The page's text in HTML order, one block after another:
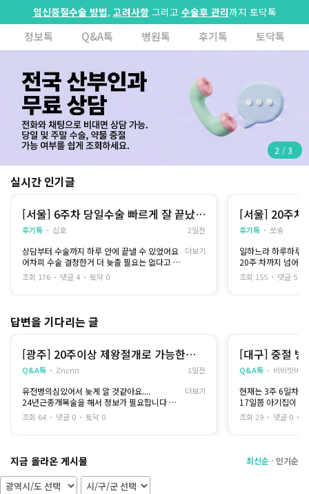
임신중절수술 방법, 고려사항그리고 수술후 관리까지 토닥톡
정보톡 Q&A톡 병원톡 후기톡 토닥톡
2 /3
실시간 인기글
[서울] 6주차 당일수술 빠르게 잘 끝났어
요
후기톡 십호 2일전
상담부터 수술까지 하루 안에 끝낼 수 있었어요
어차피 수술 결정한거 더 늦출 필요는 없다고 생
각해서
당일 바로 수술하기로 결정했어요
로 포함되어 있어서 그대로 진행했고
추가로 권유받은 영양제는 따로 선택하지 않았
저랑 비슷한 주수인 분들은 꼭 하지 않아도 되긴
하다고 해서요
대신 집에 가서 충분히 쉬고 잘 먹으면서 회복하
무리해서 움직이지 않고 푹 쉬는 게 저한테는 더
맞을 것 같았어요
배랑 허리가 뻐근하게 아프고 아래도 뭔가 이물
며칠은 더 집에만 있어야겠어요 날도 너무 덥고
절대 무리하지 않으려고요
더보기
조회 176 댓글 4 토닥 0
[서울] 20주차
기 ㅠㅠ
후기톡 쏘숑
일하느라 하루하루
20주 차까지 넘어
주수가 꽤 찬 상태
덜컥 겁부터 나더라
새벽 시간이었음에
고,,,,
진행 가능 여부 부터 빠른 내원 일정까지 일사천
이었습니다...
회사가 여의도 근처라 퇴근하고 이동하기
위치라 상담받은 날
설명해 주시면서
조회 155 댓글 5
답변을 기다리는 글
[광주] 20주이상 제왕절개로 가능한곳
제발...
Q&A톡 Zncnn 1일전
유전병의심있어서 늦게 알 것같아요....
24년근종개복술을 해서 정보가 필요합니다
부탁드려요
더보기
조회 64 댓글 0 토닥 0
[대구] 중절 병
Q&A톡 비비빗비
현재는 3주 6일차이
17일쯤 아기집이
중절 수술 가능한
비용도 대략 알고싶
조회 29 댓글 0
지금 올라온 게시물 최신순 인기순